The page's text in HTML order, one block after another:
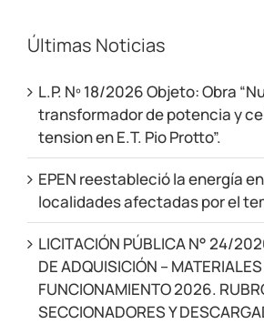
Últimas Noticias
L.P. Nº 18/2026 Objeto: Obra
transformador de potencia y
tension en E.T. Pio Protto”.
EPEN reestableció la energía
localidades afectadas por el
LICITACIÓN PÚBLICA N° 24/
DE ADQUISICIÓN –
FUNCIONAMIENTO 2026.
SECCIONADORES Y